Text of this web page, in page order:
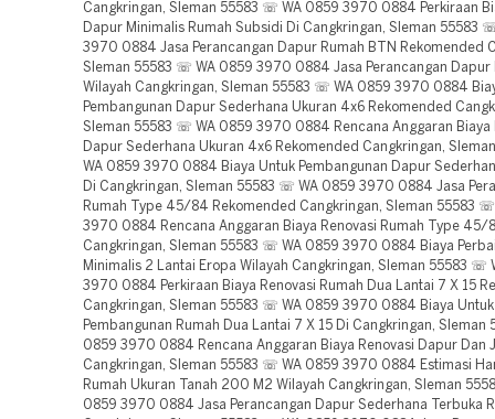
Cangkringan, Sleman 55583 ☏ WA 0859 3970 0884 Perkiraan
Dapur Minimalis Rumah Subsidi Di Cangkringan, Sleman 55583
3970 0884 Jasa Perancangan Dapur Rumah BTN Rekomended
Sleman 55583 ☏ WA 0859 3970 0884 Jasa Perancangan Dapur
Wilayah Cangkringan, Sleman 55583 ☏ WA 0859 3970 0884
Pembangunan Dapur Sederhana Ukuran 4x6 Rekomended
Sleman 55583 ☏ WA 0859 3970 0884 Rencana Anggaran Biaya
Dapur Sederhana Ukuran 4x6 Rekomended Cangkringan,
WA 0859 3970 0884 Biaya Untuk Pembangunan Dapur
Di Cangkringan, Sleman 55583 ☏ WA 0859 3970 0884 Jasa
Rumah Type 45/84 Rekomended Cangkringan, Sleman 55583
3970 0884 Rencana Anggaran Biaya Renovasi Rumah Type 45/
Cangkringan, Sleman 55583 ☏ WA 0859 3970 0884 Biaya
Minimalis 2 Lantai Eropa Wilayah Cangkringan, Sleman 55583 ☏
3970 0884 Perkiraan Biaya Renovasi Rumah Dua Lantai 7 X 15
Cangkringan, Sleman 55583 ☏ WA 0859 3970 0884 Biaya Untuk
Pembangunan Rumah Dua Lantai 7 X 15 Di Cangkringan, Sleman
0859 3970 0884 Rencana Anggaran Biaya Renovasi Dapur Dan
Cangkringan, Sleman 55583 ☏ WA 0859 3970 0884 Estimasi
Rumah Ukuran Tanah 200 M2 Wilayah Cangkringan, Sleman
0859 3970 0884 Jasa Perancangan Dapur Sederhana Terbuka